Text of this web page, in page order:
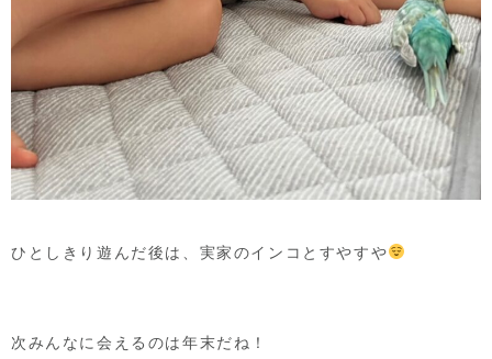
ひとしきり遊んだ後は、実家のインコとすやすや
次みんなに会えるのは年末だね！